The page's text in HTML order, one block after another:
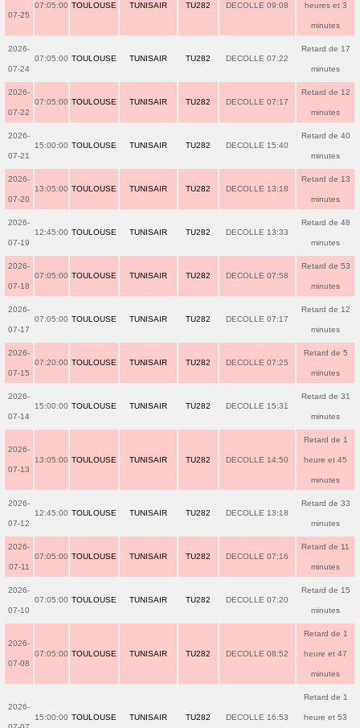
07-25
07:05:00 TOULOUSE TUNISAIR TU282 DECOLLE 09:08 heures et 3
minutes
2026-
07-24
07:05:00 TOULOUSE TUNISAIR TU282 DECOLLE 07:22
Retard de 17
minutes
2026-
07-22
07:05:00 TOULOUSE TUNISAIR TU282 DECOLLE 07:17
Retard de 12
minutes
2026-
07-21
15:00:00 TOULOUSE TUNISAIR TU282 DECOLLE 15:40
Retard de 40
minutes
2026-
07-20
13:05:00 TOULOUSE TUNISAIR TU282 DECOLLE 13:18
Retard de 13
minutes
2026-
07-19
12:45:00 TOULOUSE TUNISAIR TU282 DECOLLE 13:33
Retard de 48
minutes
2026-
07-18
07:05:00 TOULOUSE TUNISAIR TU282 DECOLLE 07:58
Retard de 53
minutes
2026-
07-17
07:05:00 TOULOUSE TUNISAIR TU282 DECOLLE 07:17
Retard de 12
minutes
2026-
07-15
07:20:00 TOULOUSE TUNISAIR TU282 DECOLLE 07:25
Retard de 5
minutes
2026-
07-14
15:00:00 TOULOUSE TUNISAIR TU282 DECOLLE 15:31
Retard de 31
minutes
2026-
07-13
13:05:00 TOULOUSE TUNISAIR TU282 DECOLLE 14:50
Retard de 1
heure et 45
minutes
2026-
07-12
12:45:00 TOULOUSE TUNISAIR TU282 DECOLLE 13:18
Retard de 33
minutes
2026-
07-11
07:05:00 TOULOUSE TUNISAIR TU282 DECOLLE 07:16
Retard de 11
minutes
2026-
07-10
07:05:00 TOULOUSE TUNISAIR TU282 DECOLLE 07:20
Retard de 15
minutes
2026-
07-08
07:05:00 TOULOUSE TUNISAIR TU282 DECOLLE 08:52
Retard de 1
heure et 47
minutes
2026-
15:00:00 TOULOUSE TUNISAIR TU282 DECOLLE 16:53
Retard de 1
heure et 53